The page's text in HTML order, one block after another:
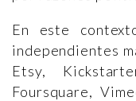
En este
independientes
Etsy,
Foursquare,